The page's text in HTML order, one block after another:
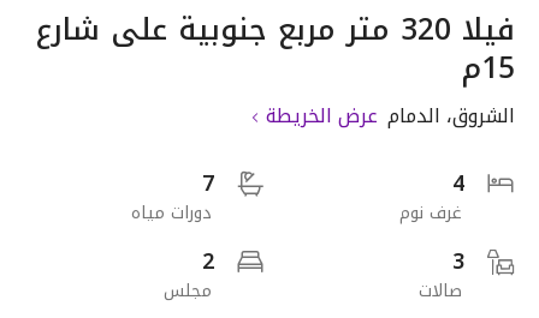
فيلا 320 متر مربع جنوبية على شارع
15م
الشروق، الدمام عرض الخريطة
4
غرف نوم
7
دورات مياه
3
صالات
2
مجلس